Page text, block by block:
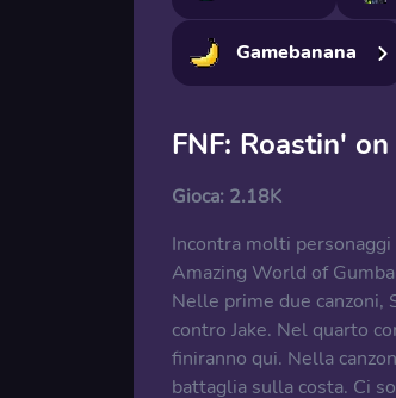
Gamebanana
FNF: Roastin'
Gioca: 2.18K
Incontra molti
Amazing World of
Nelle prime due canzoni,
contro Jake. Nel quarto
finiranno qui. Nella
battaglia sulla costa. Ci